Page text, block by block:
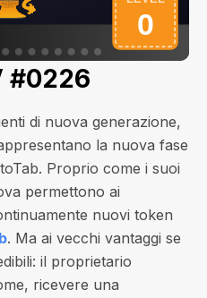
#0226
di nuova generazione,
la nuova fase
Proprio come i suoi
permettono ai
nuovi token
. Ma ai vecchi vantaggi se
il proprietario
ricevere una